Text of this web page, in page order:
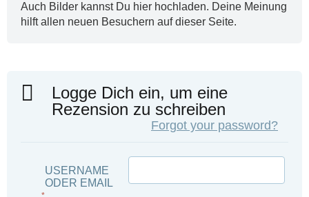
Auch Bilder kannst Du hier hochladen. Deine Meinung
hilft allen neuen Besuchern auf dieser Seite.
Logge Dich ein, um eine
Rezension zu schreiben
Forgot your password?
USERNAME
ODER EMAIL